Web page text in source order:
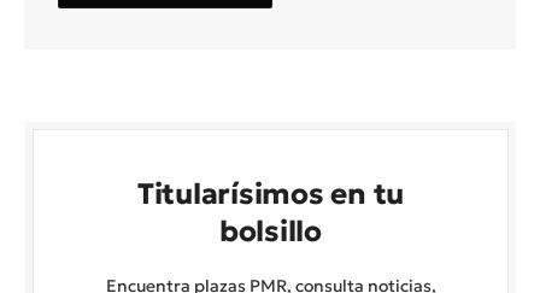
Titularísimos en tu
bolsillo
Encuentra plazas PMR, consulta noticias,